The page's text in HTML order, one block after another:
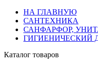
НА ГЛАВНУЮ
САНТЕХНИКА
САНФАРФОР,
ГИГИЕНИЧЕСКИЙ
Каталог товаров